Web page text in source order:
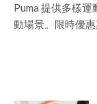
Puma 提供多樣
動場景。限時優